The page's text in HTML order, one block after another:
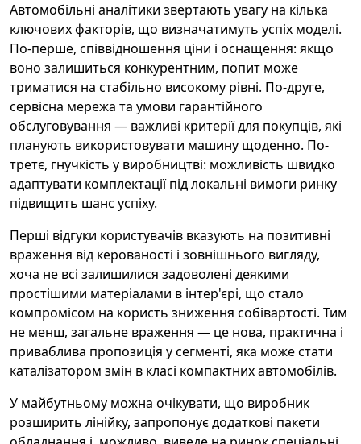
Автомобільні аналітики звертають увагу на кілька
ключових факторів, що визначатимуть успіх моделі.
По-перше, співвідношення ціни і оснащення: якщо
воно залишиться конкурентним, попит може
триматися на стабільно високому рівні. По-друге,
сервісна мережа та умови гарантійного
обслуговування — важливі критерії для покупців, які
планують використовувати машину щоденно. По-
третє, гнучкість у виробництві: можливість швидко
адаптувати комплектації під локальні вимоги ринку
підвищить шанс успіху.
Перші відгуки користувачів вказують на позитивні
враження від керованості і зовнішнього вигляду,
хоча не всі залишилися задоволені деякими
простішими матеріалами в інтер'єрі, що стало
компромісом на користь зниження собівартості. Тим
не менш, загальне враження — це нова, практична і
приваблива пропозиція у сегменті, яка може стати
каталізатором змін в класі компактних автомобілів.
У майбутньому можна очікувати, що виробник
розширить лінійку, запропонує додаткові пакети